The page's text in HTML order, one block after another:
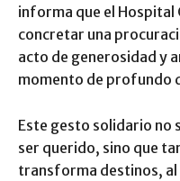
informa que el
concretar una
acto de generosidad y
momento de profundo
Este gesto solidario no
ser querido, sino que
transforma destinos, al